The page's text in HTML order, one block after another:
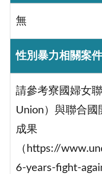
無
性別暴力相關案
請參考寮國婦女
Union）與聯合國
成果
（https://
6-years-fight-